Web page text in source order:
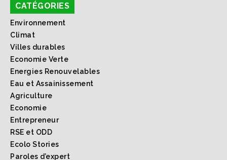
CATÉGORIES
Environnement
Climat
Villes durables
Economie Verte
Energies Renouvelables
Eau et Assainissement
Agriculture
Economie
Entrepreneur
RSE et ODD
Ecolo Stories
Paroles d’expert